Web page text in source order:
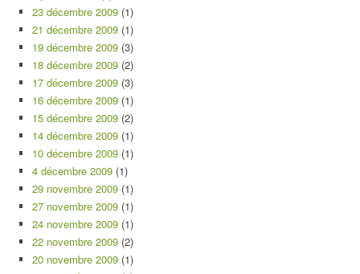
23 décembre 2009 (1)
21 décembre 2009 (1)
19 décembre 2009 (3)
18 décembre 2009 (2)
17 décembre 2009 (3)
16 décembre 2009 (1)
15 décembre 2009 (2)
14 décembre 2009 (1)
10 décembre 2009 (1)
4 décembre 2009 (1)
29 novembre 2009 (1)
27 novembre 2009 (1)
24 novembre 2009 (1)
22 novembre 2009 (2)
20 novembre 2009 (1)